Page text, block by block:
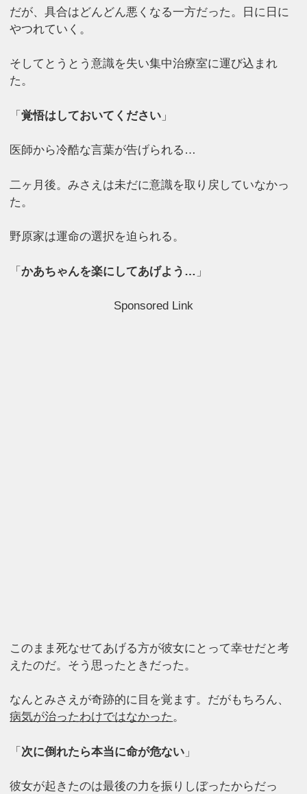
だが、具合はどんどん悪くなる一方だった。日に日に
やつれていく。
そしてとうとう意識を失い集中治療室に運び込まれ
た。
「覚悟はしておいてください 」
医師から冷酷な言葉が告げられる…
二ヶ月後。みさえは未だに意識を取り戻していなかっ
た。
野原家は運命の選択を迫られる。
「かあちゃんを楽にしてあげよう… 」
Sponsored Link
このまま死なせてあげる方が彼女にとって幸せだと考
えたのだ。そう思ったときだった。
なんとみさえが奇跡的に目を覚ます。だがもちろん、
病気が治ったわけではなかった。
「 次に倒れたら本当に命が危ない 」
彼女が起きたのは最後の力を振りしぼったからだっ